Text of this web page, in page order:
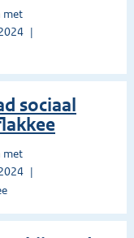
met
sociaal
met